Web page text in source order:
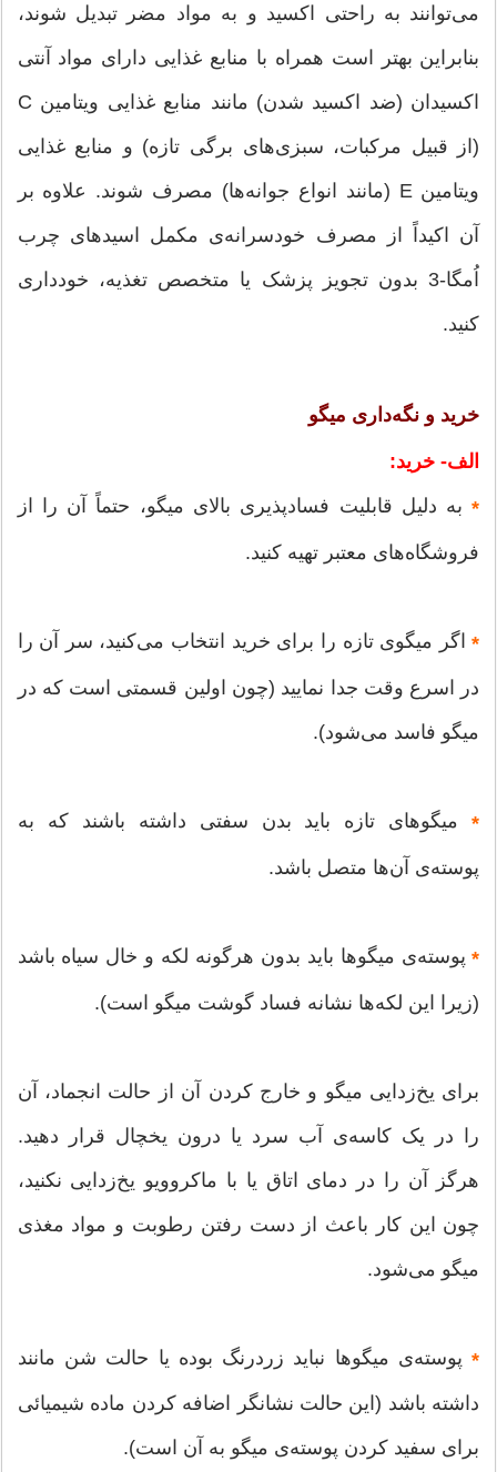
می‌توانند به راحتی اکسید و به مواد مضر تبدیل شوند،
بنابراین بهتر است همراه با منابع غذایی دارای مواد آنتی
اکسیدان (ضد اکسید شدن) مانند منابع غذایی ویتامین C
(از قبیل مرکبات، سبزی‌های برگی تازه) و منابع غذایی
ویتامین E (مانند انواع جوانه‌ها) مصرف شوند. علاوه بر
آن اکیداً از مصرف خودسرانه‌ی مکمل اسیدهای چرب
اُمگا-3 بدون تجویز پزشک یا متخصص تغذیه، خودداری
کنید.
خرید و نگه‌داری میگو
الف- خرید:
*به دلیل قابلیت فسادپذیری بالای میگو، حتماً آن را از
فروشگاه‌های معتبر تهیه کنید.
*اگر میگوی تازه را برای خرید انتخاب می‌کنید، سر آن را
در اسرع وقت جدا نمایید (چون اولین قسمتی است که در
میگو فاسد می‌شود).
*میگوهای تازه باید بدن سفتی داشته باشند که به
پوسته‌ی آن‌ها متصل باشد.
* پوسته‌ی میگوها باید بدون هرگونه لکه و خال سیاه باشد
(زیرا این لکه‌ها نشانه فساد گوشت میگو است).
برای یخ‌زدایی میگو و خارج کردن آن از حالت انجماد، آن
را در یک کاسه‌ی آب سرد یا درون یخچال قرار دهید.
هرگز آن را در دمای اتاق یا با ماکروویو یخ‌زدایی نکنید،
چون این کار باعث از دست رفتن رطوبت و مواد مغذی
میگو می‌شود.
*پوسته‌ی میگوها نباید زردرنگ بوده یا حالت شن مانند
داشته باشد (این حالت نشانگر اضافه کردن ماده شیمیائی
برای سفید کردن پوسته‌ی میگو به آن است).